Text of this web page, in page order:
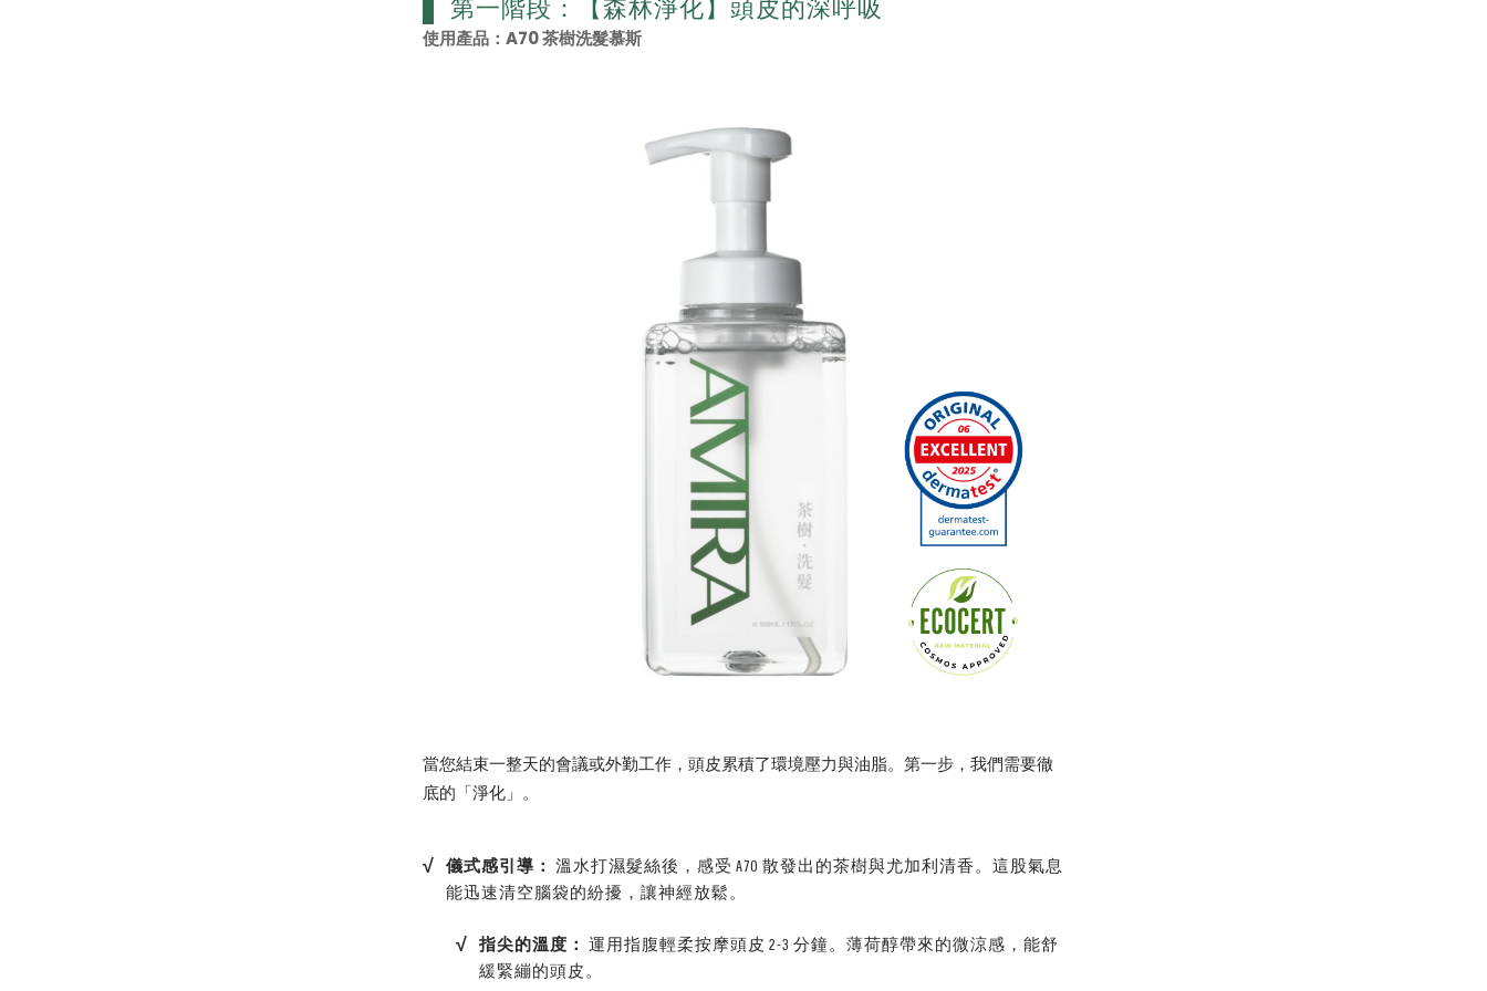
第一階段：【森林淨化】頭皮的深呼吸
使用產品：A70 茶樹洗髮慕斯
當您結束一整天的會議或外勤工作，頭皮累積了環境壓力與油脂。第一步，我們需要徹
底的「淨化」。
√ 儀式感引導： 溫水打濕髮絲後，感受 A70 散發出的茶樹與尤加利清香。這股氣息
能迅速清空腦袋的紛擾，讓神經放鬆。
√ 指尖的溫度： 運用指腹輕柔按摩頭皮 2-3 分鐘。薄荷醇帶來的微涼感，能舒
緩緊繃的頭皮。